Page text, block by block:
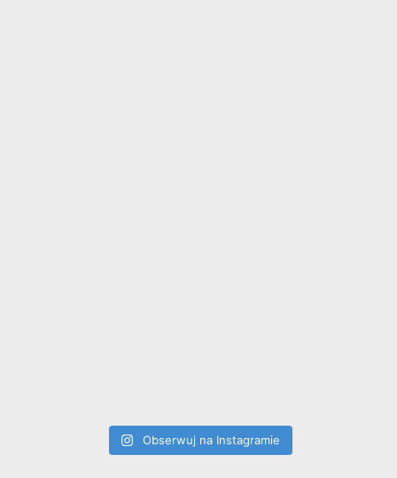
Obserwuj na Instagramie